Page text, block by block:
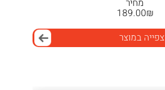
מחיר
₪
189.00
צפייה במוצר